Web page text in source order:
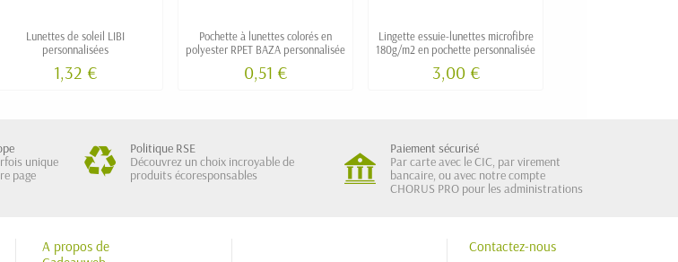
Lunettes de soleil LIBI
personnalisées
1,32 €
Pochette à lunettes colorés en
polyester RPET BAZA personnalisée
0,51 €
Lingette essuie-lunettes microfibre
180g/m2 en pochette personnalisée
3,00 €
unique
page
Politique RSE
Découvrez un choix incroyable de
produits écoresponsables
Paiement sécurisé
Par carte avec le CIC, par virement
bancaire, ou avec notre compte
CHORUS PRO pour les administrations
A propos de
Contactez-nous